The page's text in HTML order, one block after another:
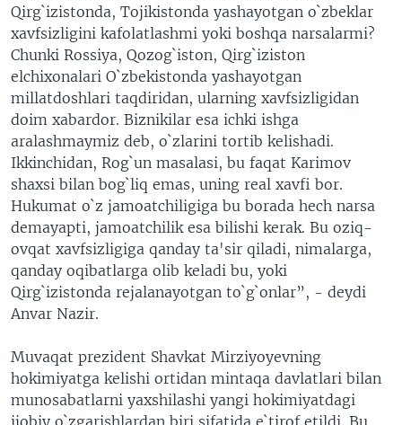
Qirg`izistonda, Tojikistonda yashayotgan o`zbeklar
xavfsizligini kafolatlashmi yoki boshqa narsalarmi?
Chunki Rossiya, Qozog`iston, Qirg`iziston
elchixonalari O`zbekistonda yashayotgan
millatdoshlari taqdiridan, ularning xavfsizligidan
doim xabardor. Biznikilar esa ichki ishga
aralashmaymiz deb, o`zlarini tortib kelishadi.
Ikkinchidan, Rog`un masalasi, bu faqat Karimov
shaxsi bilan bog`liq emas, uning real xavfi bor.
Hukumat o`z jamoatchiligiga bu borada hech narsa
demayapti, jamoatchilik esa bilishi kerak. Bu oziq-
ovqat xavfsizligiga qanday ta'sir qiladi, nimalarga,
qanday oqibatlarga olib keladi bu, yoki
Qirg`izistonda rejalanayotgan to`g`onlar”, - deydi
Anvar Nazir.
Muvaqat prezident Shavkat Mirziyoyevning
hokimiyatga kelishi ortidan mintaqa davlatlari bilan
munosabatlarni yaxshilashi yangi hokimiyatdagi
ijobiy o`zgarishlardan biri sifatida e`tirof etildi. Bu